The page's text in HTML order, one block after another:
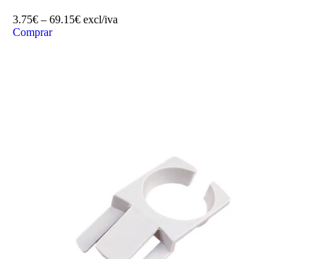
3.75€ – 69.15€ excl/iva
Comprar